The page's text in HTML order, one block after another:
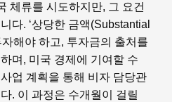
체류를 시도하지만, 그 요건
다. ‘상당한 금액(Substantial
자해야 하고, 투자금의 출처를
며, 미국 경제에 기여할 수
업 계획을 통해 비자 담당관
. 이 과정은 수개월이 걸릴